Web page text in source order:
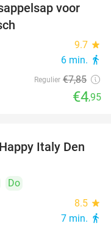
37%
voor
9.7 star
6 min. directions_walk
Regulier €7,85
€4,95
35%
Italy Den
Do
8.5 star
7 min. directions_walk